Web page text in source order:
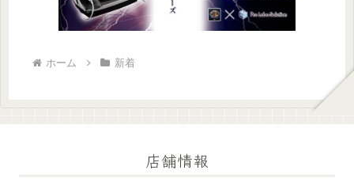
ホーム 新着
店舗情報